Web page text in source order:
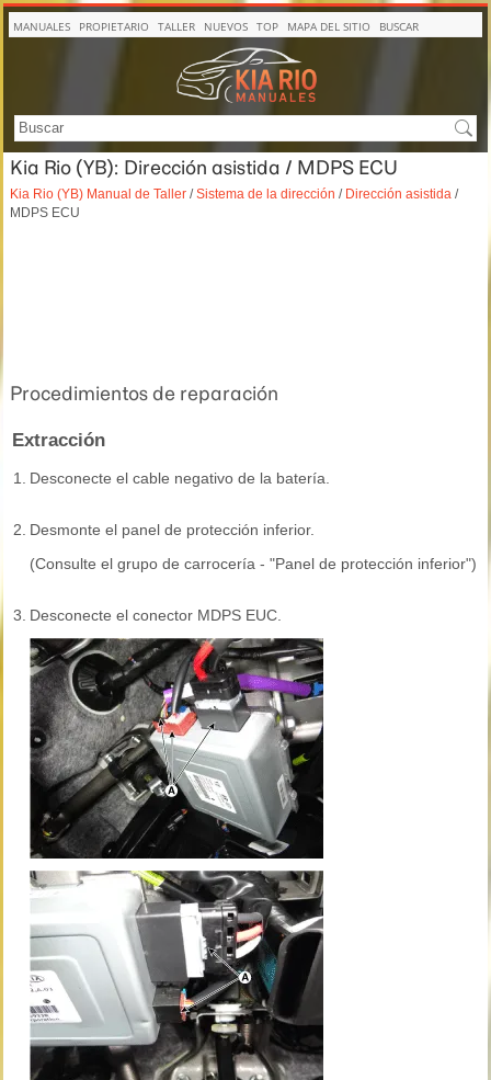
MANUALES PROPIETARIO TALLER NUEVOS TOP MAPA DEL SITIO BUSCAR
Kia Rio (YB): Dirección asistida / MDPS ECU
Kia Rio (YB) Manual de Taller /Sistema de la dirección / Dirección asistida /
MDPS ECU
Procedimientos de reparación
Extracción
1. Desconecte el cable negativo de la batería.
2. Desmonte el panel de protección inferior.
(Consulte el grupo de carrocería - "Panel de protección inferior")
3. Desconecte el conector MDPS EUC.